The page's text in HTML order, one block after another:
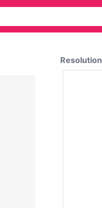
Resolution